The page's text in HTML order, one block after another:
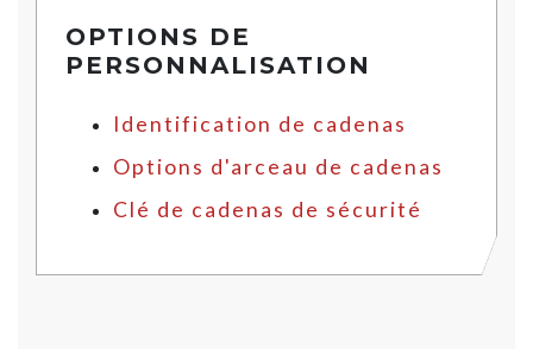
OPTIONS DE
PERSONNALISATION
Identification de cadenas
Options d'arceau de cadenas
Clé de cadenas de sécurité